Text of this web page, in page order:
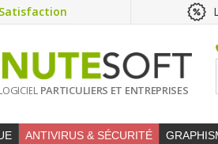
Satisfaction
PARTICULIERS ET ENTREPRISES
ANTIVIRUS & SÉCURITÉ